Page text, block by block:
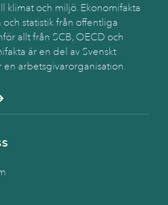
klimat och miljö. Ekonomifakta
statistik från offentliga
allt från SCB, OECD och
är en del av Svenskt
en arbetsgivarorganisation.